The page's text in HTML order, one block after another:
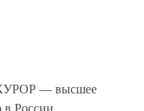
— высшее
в России,